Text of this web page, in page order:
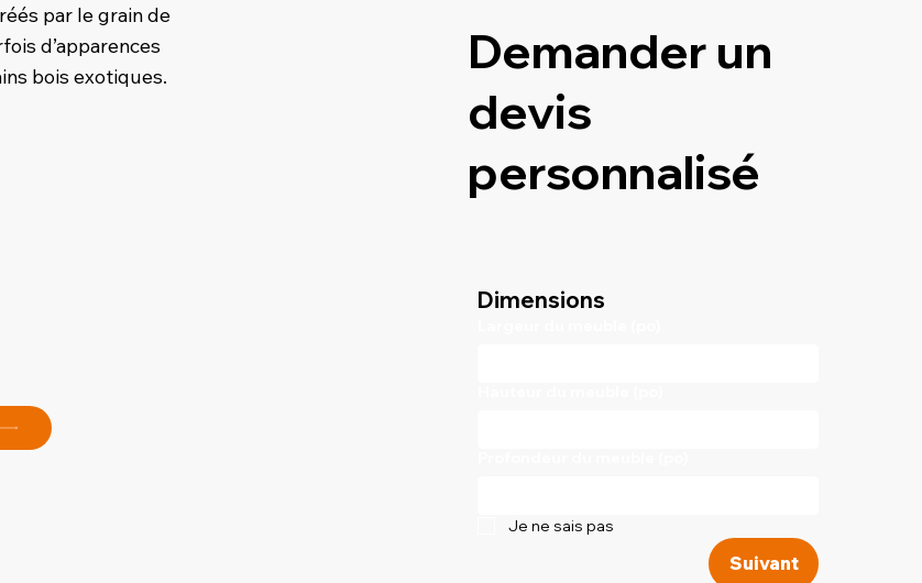
par le grain de
d’apparences
bois exotiques.
Demander un
devis
personnalisé
Dimensions
Je ne sais pas
Suivant